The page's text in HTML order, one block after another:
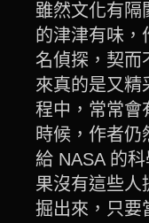
雖然文化有隔
的津津有味，
名偵探，契而
來真的是又精
程中，常常會
時候，作者仍
給 NASA 的
果沒有這些人
掘出來，只要